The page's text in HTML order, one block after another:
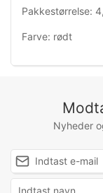
Pakkestørrelse:
Farve: rødt
Nyheder